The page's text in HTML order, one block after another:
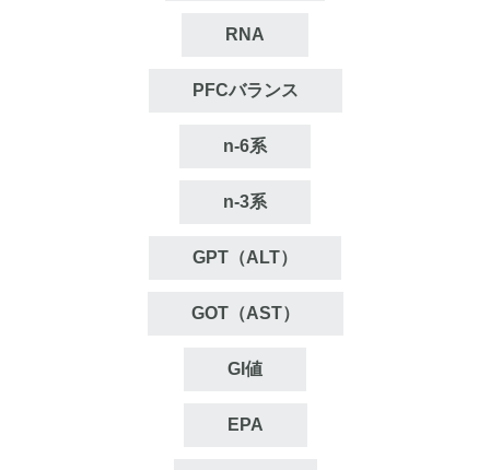
RNA
PFCバランス
n‐6系
n‐3系
GPT（ALT）
GOT（AST）
GI値
EPA